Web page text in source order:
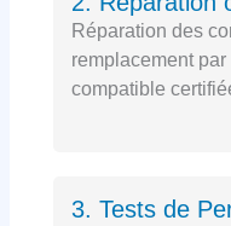
Réparation des
remplacement par
compatible
3. Tests de